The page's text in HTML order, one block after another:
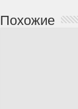
Похожие